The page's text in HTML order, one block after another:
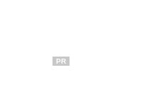
PR